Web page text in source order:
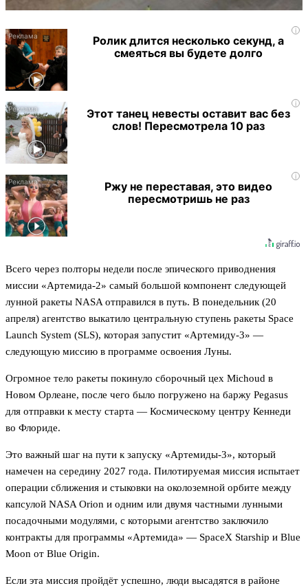
i
Ролик длится несколько секунд, а
смеяться вы будете долго
i
Этот танец невесты оставит вас без
слов! Пересмотрела 10 раз
i
Ржу не переставая, это видео
пересмотришь не раз
Всего через полторы недели после эпического приводнения
миссии «Артемида-2» самый большой компонент следующей
лунной ракеты NASA отправился в путь. В понедельник (20
апреля) агентство выкатило центральную ступень ракеты Space
Launch System (SLS), которая запустит «Артемиду-3» —
следующую миссию в программе освоения Луны.
Огромное тело ракеты покинуло сборочный цех Michoud в
Новом Орлеане, после чего было погружено на баржу Pegasus
для отправки к месту старта — Космическому центру Кеннеди
во Флориде.
Это важный шаг на пути к запуску «Артемиды-3», который
намечен на середину 2027 года. Пилотируемая миссия испытает
операции сближения и стыковки на околоземной орбите между
капсулой NASA Orion и одним или двумя частными лунными
посадочными модулями, с которыми агентство заключило
контракты для программы «Артемида» — SpaceX Starship и Blue
Moon от Blue Origin.
Если эта миссия пройдёт успешно, люди высадятся в районе